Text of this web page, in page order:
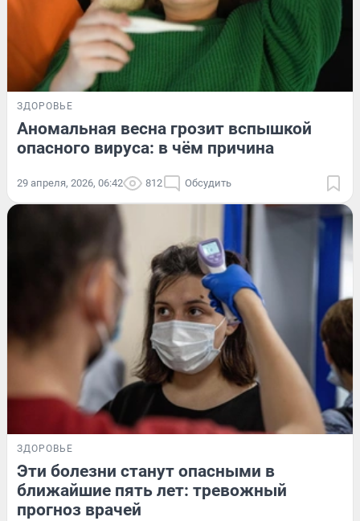
ЗДОРОВЬЕ
Аномальная весна грозит вспышкой
опасного вируса: в чём причина
29 апреля, 2026, 06:42 812 Обсудить
ЗДОРОВЬЕ
Эти болезни станут опасными в
ближайшие пять лет: тревожный
прогноз врачей